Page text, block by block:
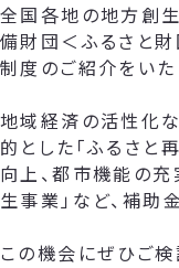
全国各地の地方創
備財団＜ふるさと財
制度のご紹介をいた
地域経済の活性化な
的とした「ふるさと
向上、都市機能の
生事業」など、補助
この機会にぜひご検